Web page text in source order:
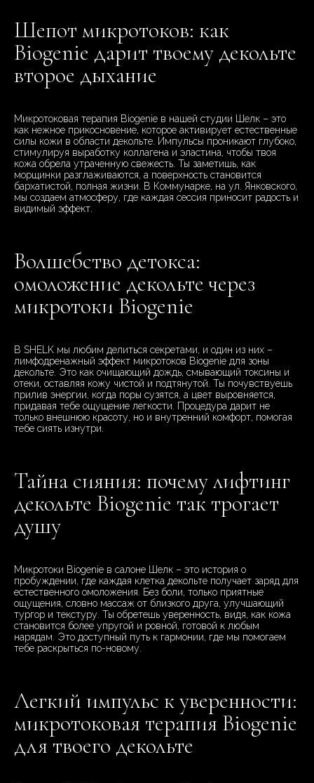
Шепот микротоков: как
Biogenie дарит твоему декольте
второе дыхание
Микротоковая терапия Biogenie в нашей студии Шелк – это
как нежное прикосновение, которое активирует естественные
силы кожи в области декольте. Импульсы проникают глубоко,
стимулируя выработку коллагена и эластина, чтобы твоя
кожа обрела утраченную свежесть. Ты заметишь, как
морщинки разглаживаются, а поверхность становится
бархатистой, полная жизни. В Коммунарке, на ул. Янковского,
мы создаем атмосферу, где каждая сессия приносит радость и
видимый эффект.
Волшебство детокса:
омоложение декольте через
микротоки Biogenie
В SHELK мы любим делиться секретами, и один из них –
лимфодренажный эффект микротоков Biogenie для зоны
декольте. Это как очищающий дождь, смывающий токсины и
отеки, оставляя кожу чистой и подтянутой. Ты почувствуешь
прилив энергии, когда поры сузятся, а цвет выровняется,
придавая тебе ощущение легкости. Процедура дарит не
только внешнюю красоту, но и внутренний комфорт, помогая
тебе сиять изнутри.
Тайна сияния: почему лифтинг
декольте Biogenie так трогает
душу
Микротоки Biogenie в салоне Шелк – это история о
пробуждении, где каждая клетка декольте получает заряд для
естественного омоложения. Без боли, только приятные
ощущения, словно массаж от близкого друга, улучшающий
тургор и текстуру. Ты обретешь уверенность, видя, как кожа
становится более упругой и ровной, готовой к любым
нарядам. Это доступный путь к гармонии, где мы помогаем
тебе раскрыться по-новому.
Легкий импульс к уверенности:
микротоковая терапия Biogenie
для твоего декольте